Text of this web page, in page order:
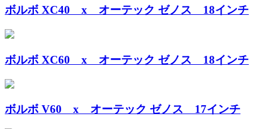
ボルボ XC40 x オーテック ゼノス 18インチ
ボルボ XC60 x オーテック ゼノス 18インチ
ボルボ V60 x オーテック ゼノス 17インチ